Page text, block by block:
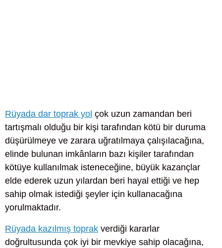
Rüyada dar toprak yol çok uzun zamandan beri
tartışmalı olduğu bir kişi tarafından kötü bir duruma
düşürülmeye ve zarara uğratılmaya çalışılacağına,
elinde bulunan imkânların bazı kişiler tarafından
kötüye kullanılmak isteneceğine, büyük kazançlar
elde ederek uzun yılardan beri hayal ettiği ve hep
sahip olmak istediği şeyler için kullanacağına
yorulmaktadır.
Rüyada kazılmış toprak verdiği kararlar
doğrultusunda çok iyi bir mevkiye sahip olacağına,